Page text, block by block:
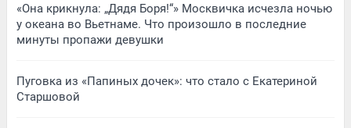
«Она крикнула: „Дядя Боря!“» Москвичка исчезла ночью
у океана во Вьетнаме. Что произошло в последние
минуты пропажи девушки
Пуговка из «Папиных дочек»: что стало с Екатериной
Старшовой